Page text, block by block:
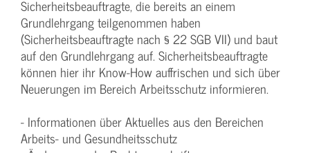
Sicherheitsbeauftragte, die bereits an einem
Grundlehrgang teilgenommen haben
(Sicherheitsbeauftragte nach § 22 SGB VII) und baut
auf den Grundlehrgang auf. Sicherheitsbeauftragte
können hier ihr Know-How auffrischen und sich über
Neuerungen im Bereich Arbeitsschutz informieren.
- Informationen über Aktuelles aus den Bereichen
Arbeits- und Gesundheitsschutz